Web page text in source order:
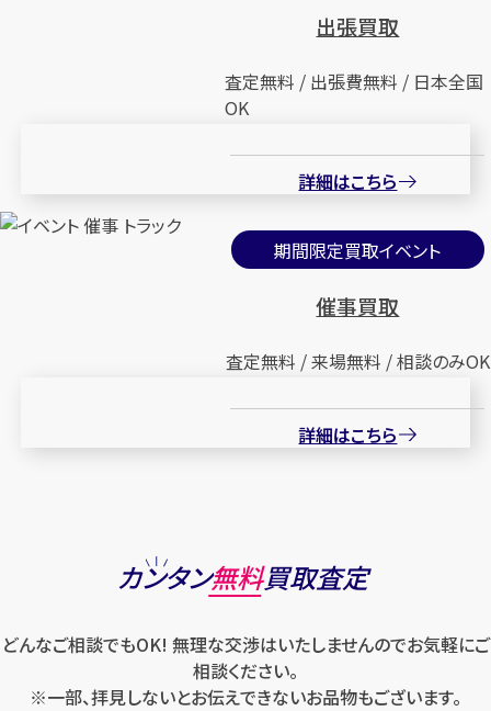
出張買取
査定無料 / 出張費無料 / 日本全国
OK
詳細はこちら
期間限定買取イベント
催事買取
査定無料 / 来場無料 / 相談のみOK
詳細はこちら
カンタン無料買取査定
どんなご相談でもOK! 無理な交渉はいたしませんのでお気軽にご
相談ください。
※一部、拝見しないとお伝えできないお品物もございます。